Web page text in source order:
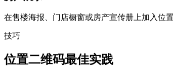
在售楼海报、门店橱窗或房产宣传册上加入位
技巧
位置二维码最佳实践